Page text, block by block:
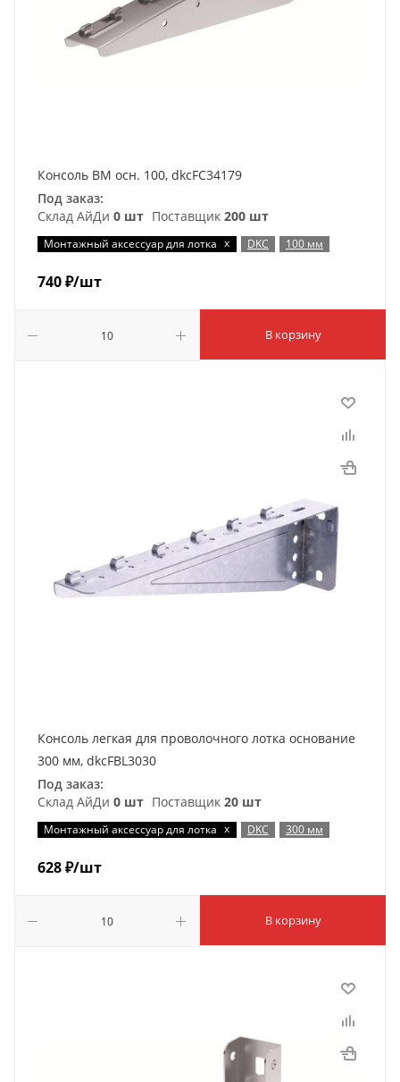
Консоль ВМ осн. 100, dkcFC34179
Под заказ:
Склад АйДи 0 шт Поставщик 200 шт
Монтажный аксессуар для лотка x DKC 100 мм
740₽/шт
В корзину
Консоль легкая для проволочного лотка основание
300 мм, dkcFBL3030
Под заказ:
Склад АйДи 0 шт Поставщик 20 шт
Монтажный аксессуар для лотка x DKC 300 мм
628₽/шт
В корзину